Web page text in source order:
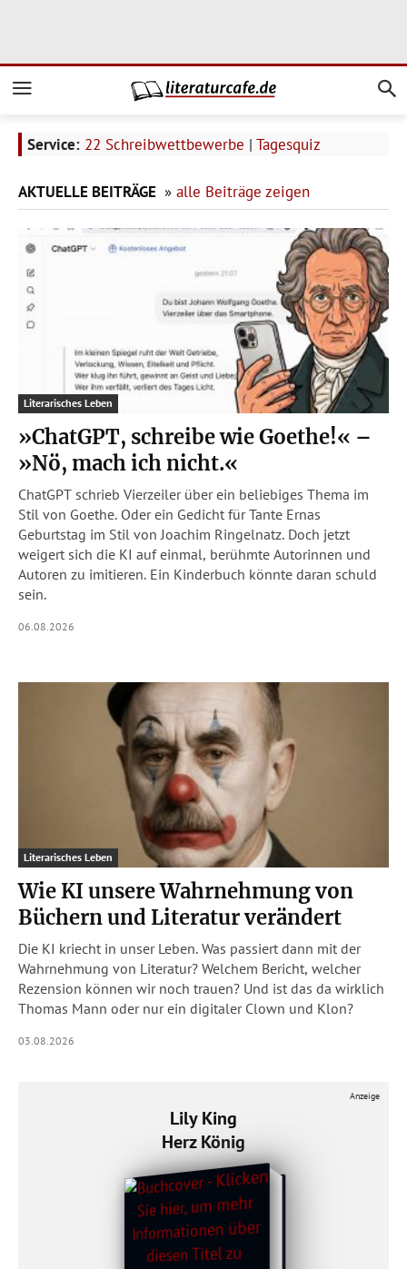
Service: 22 Schreibwettbewerbe | Tagesquiz
AKTUELLE BEITRÄGE » alle Beiträge zeigen
Literarisches Leben
»ChatGPT, schreibe wie Goethe!« –
»Nö, mach ich nicht.«
ChatGPT schrieb Vierzeiler über ein beliebiges Thema im
Stil von Goethe. Oder ein Gedicht für Tante Ernas
Geburtstag im Stil von Joachim Ringelnatz. Doch jetzt
weigert sich die KI auf einmal, berühmte Autorinnen und
Autoren zu imitieren. Ein Kinderbuch könnte daran schuld
sein.
06.08.2026
Literarisches Leben
Wie KI unsere Wahrnehmung von
Büchern und Literatur verändert
Die KI kriecht in unser Leben. Was passiert dann mit der
Wahrnehmung von Literatur? Welchem Bericht, welcher
Rezension können wir noch trauen? Und ist das da wirklich
Thomas Mann oder nur ein digitaler Clown und Klon?
03.08.2026
Anzeige
Lily King
Herz König